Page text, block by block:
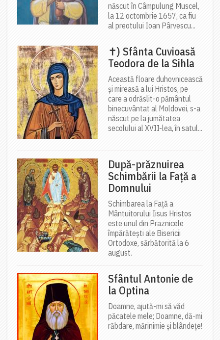
născut în Câmpulung Muscel,
la 12 octombrie 1657, ca fiu
al preotului Ioan Pârvescu...
✝) Sfânta Cuvioasă
Teodora de la Sihla
Această floare duhovnicească
și mireasă a lui Hristos, pe
care a odrăslit-o pământul
binecuvântat al Moldovei, s-a
născut pe la jumătatea
secolului al XVII-lea, în satul...
După-prăznuirea
Schimbării la Față a
Domnului
Schimbarea la Față a
Mântuitorului Iisus Hristos
este unul din Praznicele
împărătești ale Bisericii
Ortodoxe, sărbătorită la 6
august.
Sfântul Antonie de
la Optina
Doamne, ajută-mi să văd
păcatele mele; Doamne, dă-mi
răbdare, mărinimie şi blândeţe!